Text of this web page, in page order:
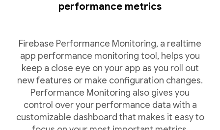
performance metrics
Firebase Performance Monitoring, a realtime
app performance monitoring tool, helps you
keep a close eye on your app as you roll out
new features or make configuration changes.
Performance Monitoring also gives you
control over your performance data with a
customizable dashboard that makes it easy to